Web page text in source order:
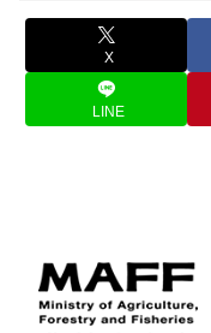
X
LINE